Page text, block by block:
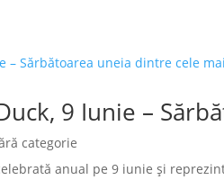
9 Iunie –
categorie
anual pe 9 iunie și